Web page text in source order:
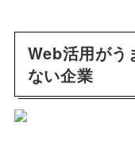
Web活用がう
ない企業